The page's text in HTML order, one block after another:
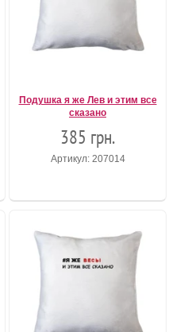
Подушка я же Лев и этим все
сказано
385 грн.
Артикул: 207014